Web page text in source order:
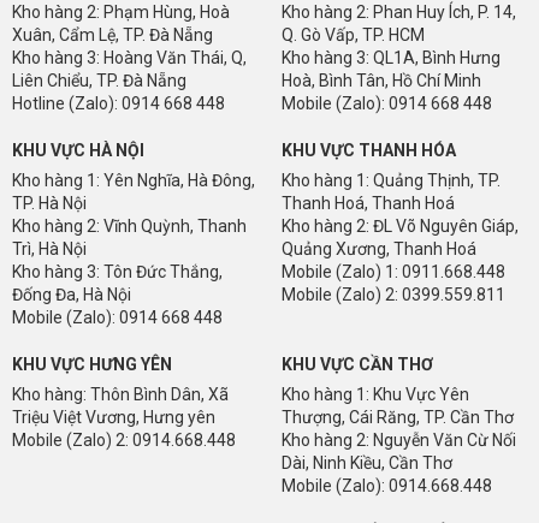
HÌNH ẢNH VÁN NHỰA CHỊU LỰC CHUYÊN DỤNG LÀM GÁC TLBS
Kho hàng 2: Phạm Hùng, Hoà
Xuân, Cẩm Lệ, TP. Đà Nẵng
Kho hàng 3: Hoàng Văn Thái, Q,
Liên Chiểu, TP. Đà Nẵng
Hotline (Zalo): 0914 668 448
Kho hàng 2: Phan Huy Ích, P. 14,
Q. Gò Vấp, TP. HCM
Kho hàng 3: QL1A, Bình Hưng
Hoà, Bình Tân, Hồ Chí Minh
Mobile (Zalo): 0914 668 448
KHU VỰC HÀ NỘI
Kho hàng 1: Yên Nghĩa, Hà Đông,
TP. Hà Nội
Kho hàng 2: Vĩnh Quỳnh, Thanh
Trì, Hà Nội
Kho hàng 3: Tôn Đức Thắng,
Đống Đa, Hà Nội
Mobile (Zalo): 0914 668 448
KHU VỰC THANH HÓA
Kho hàng 1: Quảng Thịnh, TP.
Thanh Hoá, Thanh Hoá
Kho hàng 2: ĐL Võ Nguyên Giáp,
Quảng Xương, Thanh Hoá
Mobile (Zalo) 1: 0911.668.448
Mobile (Zalo) 2: 0399.559.811
KHU VỰC HƯNG YÊN
Kho hàng: Thôn Bình Dân, Xã
Triệu Việt Vương, Hưng yên
Mobile (Zalo) 2: 0914.668.448
KHU VỰC CẦN THƠ
Kho hàng 1: Khu Vực Yên
Thượng, Cái Răng, TP. Cần Thơ
Kho hàng 2: Nguyễn Văn Cừ Nối
Dài, Ninh Kiều, Cần Thơ
Mobile (Zalo): 0914.668.448